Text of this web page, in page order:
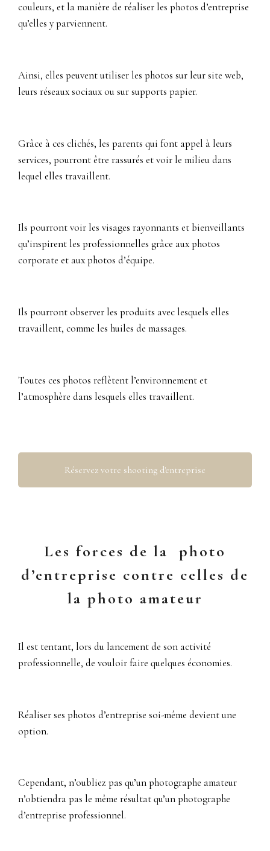
couleurs, et la manière de réaliser les photos d’entreprise
qu’elles y parviennent.
Ainsi, elles peuvent utiliser les photos sur leur site web,
leurs réseaux sociaux ou sur supports papier.
Grâce à ces clichés, les parents qui font appel à leurs
services, pourront être rassurés et voir le milieu dans
lequel elles travaillent.
Ils pourront voir les visages rayonnants et bienveillants
qu’inspirent les professionnelles grâce aux photos
corporate et aux photos d’équipe.
Ils pourront observer les produits avec lesquels elles
travaillent, comme les huiles de massages.
Toutes ces photos reflètent l’environnement et
l’atmosphère dans lesquels elles travaillent.
Réservez votre shooting d'entreprise
Les forces de la
photo
d’entreprise contre celles de
la photo amateur
Il est tentant, lors du lancement de son activité
professionnelle, de vouloir faire quelques économies.
Réaliser ses photos d’entreprise soi-même devient une
option.
Cependant, n’oubliez pas qu’un photographe amateur
n’obtiendra pas le même résultat qu’un photographe
d’entreprise professionnel.